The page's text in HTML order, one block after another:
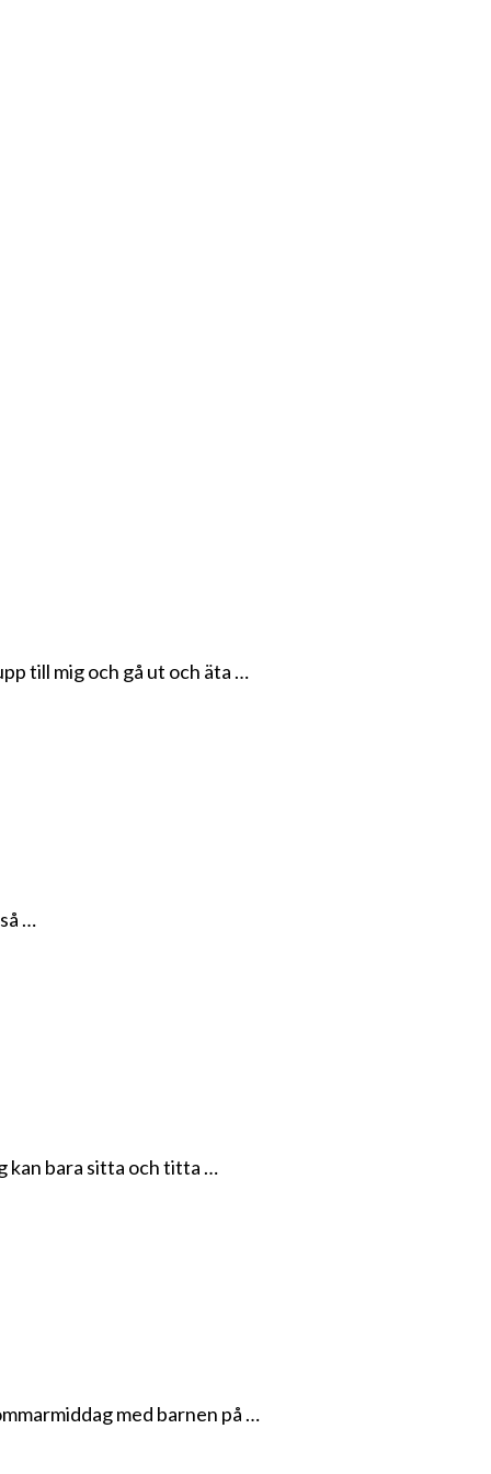
till mig och gå ut och äta …
…
kan bara sitta och titta …
med barnen på …